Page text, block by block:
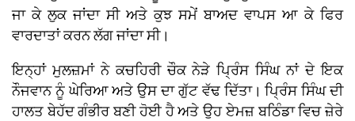
ਜਾ ਕੇ ਲੁਕ ਜਾਂਦਾ ਸੀ ਅਤੇ ਕੁਝ ਸਮੇਂ ਬਾਅਦ ਵਾਪਸ ਆ ਕੇ ਫਿਰ
ਵਾਰਦਾਤਾਂ ਕਰਨ ਲੱਗ ਜਾਂਦਾ ਸੀ।
ਇਨ੍ਹਾਂ ਮੁਲਜ਼ਮਾਂ ਨੇ ਕਚਹਿਰੀ ਚੌਕ ਨੇੜੇ ਪ੍ਰਿੰਸ ਸਿੰਘ ਨਾਂ ਦੇ ਇਕ
ਨੌਜਵਾਨ ਨੂੰ ਘੇਰਿਆ ਅਤੇ ਉਸ ਦਾ ਗੁੱਟ ਵੱਢ ਦਿੱਤਾ। ਪ੍ਰਿੰਸ ਸਿੰਘ ਦੀ
ਹਾਲਤ ਬੇਹੱਦ ਗੰਭੀਰ ਬਣੀ ਹੋਈ ਹੈ ਅਤੇ ਉਹ ਏਮਜ਼ ਬਠਿੰਡਾ ਵਿਚ ਜ਼ੇਰੇ